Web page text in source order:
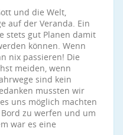
und die Welt,
auf der Veranda. Ein
stets gut Planen damit
können. Wenn
nix passieren! Die
meiden, wenn
sind kein
mussten wir
uns möglich machten
zu werfen und um
war es eine